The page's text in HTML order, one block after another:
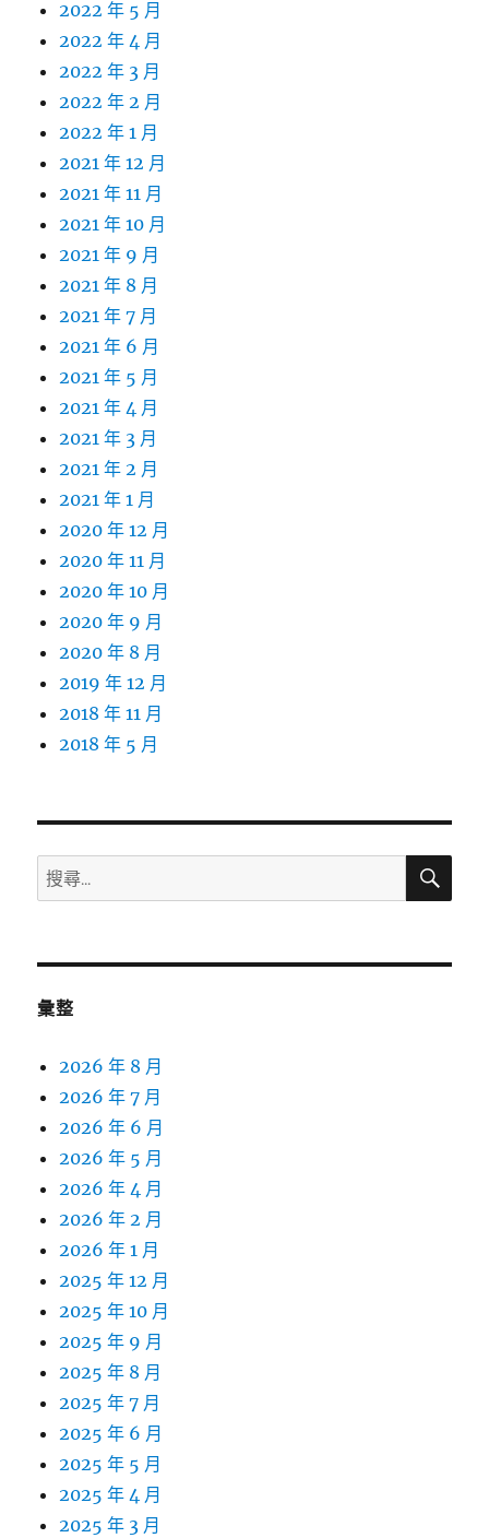
2022 年 5 月
2022 年 4 月
2022 年 3 月
2022 年 2 月
2022 年 1 月
2021 年 12 月
2021 年 11 月
2021 年 10 月
2021 年 9 月
2021 年 8 月
2021 年 7 月
2021 年 6 月
2021 年 5 月
2021 年 4 月
2021 年 3 月
2021 年 2 月
2021 年 1 月
2020 年 12 月
2020 年 11 月
2020 年 10 月
2020 年 9 月
2020 年 8 月
2019 年 12 月
2018 年 11 月
2018 年 5 月
搜
尋
鍵
搜
彙整
2026 年 8 月
2026 年 7 月
2026 年 6 月
2026 年 5 月
2026 年 4 月
2026 年 2 月
2026 年 1 月
2025 年 12 月
2025 年 10 月
2025 年 9 月
2025 年 8 月
2025 年 7 月
2025 年 6 月
2025 年 5 月
2025 年 4 月
2025 年 3 月